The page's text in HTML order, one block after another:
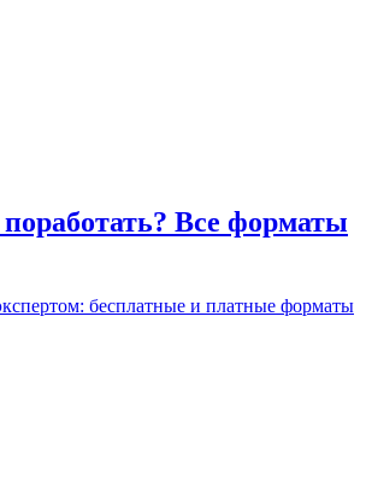
Все форматы
бесплатные и платные форматы